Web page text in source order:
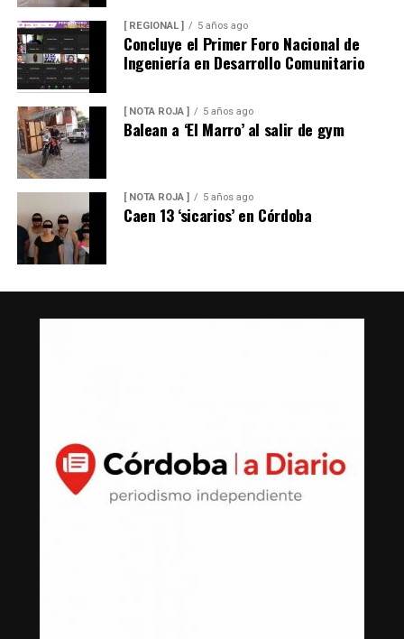
[ REGIONAL ] 5 años ago
Concluye el Primer Foro Nacional de
Ingeniería en Desarrollo Comunitario
[ NOTA ROJA ] 5 años ago
Balean a ‘El Marro’ al salir de gym
[ NOTA ROJA ] 5 años ago
Caen 13 ‘sicarios’ en Córdoba